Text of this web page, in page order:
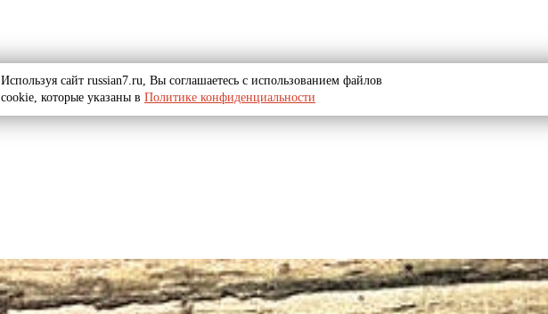
Используя сайт russian7.ru, Вы соглашаетесь с использованием файлов
cookie, которые указаны в Политике конфиденциальности